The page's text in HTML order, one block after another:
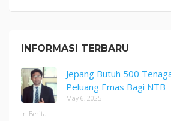
INFORMASI TERBARU
Jepang Butuh 500
Peluang Emas Bagi NTB
May 6, 2025
In Berita